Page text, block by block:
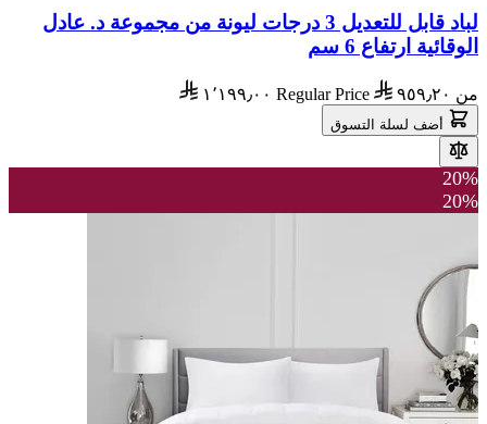
لباد قابل للتعديل 3 درجات ليونة من مجموعة د. عادل
الوقائية ارتفاع 6 سم
من ٩٥٩٫٢٠ Regular Price ١٬١٩٩٫٠٠
أضف لسلة التسوق
20%
20%